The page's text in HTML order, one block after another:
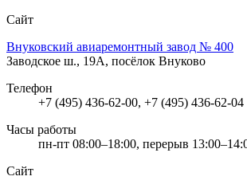
Сайт
Внуковский авиаремонтный завод № 400
Заводское ш., 19А, посёлок Внуково
Телефон
+7 (495) 436-62-00, +7 (495) 436-62-04
Часы работы
пн-пт 08:00–18:00, перерыв
Сайт